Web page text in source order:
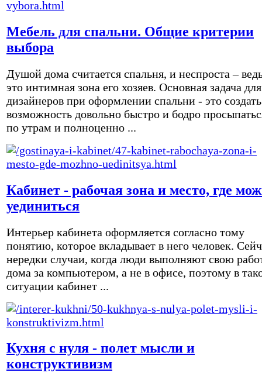
Мебель для спальни. Общие критерии
выбора
Душой дома считается спальня, и неспроста –
это интимная зона его хозяев. Основная задача для
дизайнеров при оформлении спальни - это создать
возможность довольно быстро и бодро
по утрам и полноценно ...
Кабинет - рабочая зона и место, где
уединиться
Интерьер кабинета оформляется согласно тому
понятию, которое вкладывает в него человек.
нередки случаи, когда люди выполняют свою
дома за компьютером, а не в офисе, поэтому в
ситуации кабинет ...
Кухня с нуля - полет мысли и
конструктивизм